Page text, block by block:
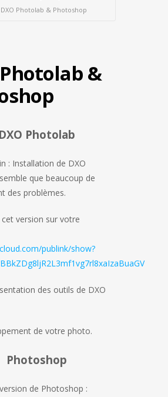
DXO Photolab & Photoshop
&
DXO Photolab
: Installation de DXO
que beaucoup de
des problèmes.
version sur votre
publink/show?
des outils de DXO
de votre photo.
Photoshop
de Photoshop :